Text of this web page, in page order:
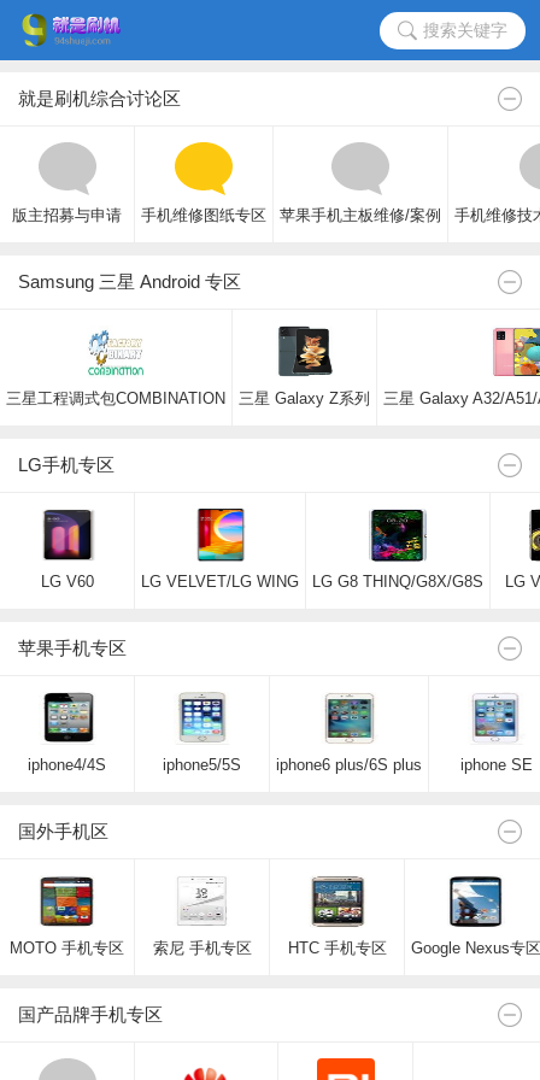
搜索关键字
就是刷机综合讨论区
版主招募与申请 手机维修图纸专区 苹果手机主板维修/案例 手机维修技
Samsung 三星 Android 专区
三星工程调式包COMBINATION 三星 Galaxy Z系列 三星 Galaxy A32/
LG手机专区
LG V60 LG VELVET/LG WING LG G8 THINQ/G8X/G8S LG
苹果手机专区
iphone4/4S iphone5/5S iphone6 plus/6S plus iphone SE
国外手机区
MOTO 手机专区 索尼 手机专区 HTC 手机专区 Google Nexus专区
国产品牌手机专区